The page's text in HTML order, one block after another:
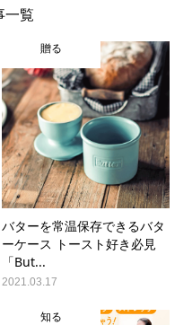
一覧
贈る
バターを常温保存できるバタ
ーケース トースト好き必見
「But...
2021.03.17
知る